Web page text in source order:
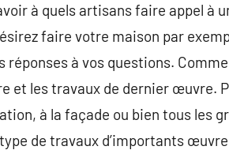
à quels artisans faire appel à
faire votre maison par
à vos questions.
et les travaux de dernier œuvre.
à la façade ou bien tous les
de travaux d’importants